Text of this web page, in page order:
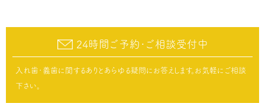
24時間ご予約･ご相談受付中
入れ歯･義歯に関するありとあらゆる疑問にお答えします。お気軽にご相談
下さい。